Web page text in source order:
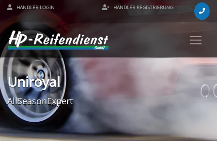
HÄNDLER-LOGIN HÄNDLER-REGISTRIERUNG
Uniroyal
AllSeasonExpert